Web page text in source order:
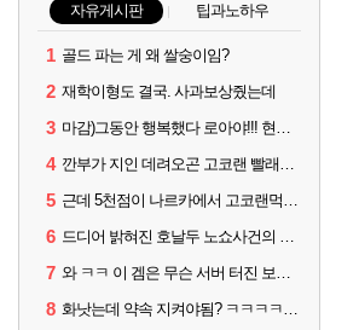
자유게시판 팁과노하우
1 골드 파는 게 왜 쌀숭이임?
2 재학이형도 결국. 사과보상줬는데
3 마감)그동안 행복했다 로아야!!! 현생살러간다!!!
4 깐부가 지인 데려오곤 고코랜 빨래질 해놓고선 저격하네 ㅋㅋ
5 근데 5천점이 나르카에서 고코랜먹는게 그렇게잘못된거임?
6 드디어 밝혀진 호날두 노쇼사건의 진실 ㅁㅊㄷㄷㄷㄷ
7 와 ㅋㅋ 이 겜은 무슨 서버 터진 보상을 숙제로 주냐 ㅋㅋ
8 화낫는데 약속 지켜야됨? ㅋㅋㅋㅋ 어이없네